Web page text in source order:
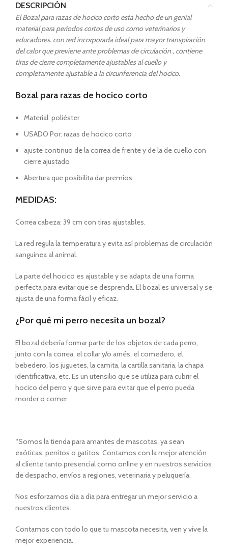
DESCRIPCIÓN
El Bozal para razas de hocico corto esta hecho de un genial
material para periodos cortos de uso como veterinarios y
educadores. con red incorporada ideal para mayor transpiración
del calor que previene ante problemas de circulación , contiene
tiras de cierre completamente ajustables al cuello y
completamente ajustable a la circunferencia del hocico.
Bozal para razas de hocico corto
Material: poliéster
USADO Por: razas de hocico corto
ajuste continuo de la correa de frente y de la de cuello con
cierre ajustado
Abertura que posibilita dar premios
MEDIDAS:
Correa cabeza: 39 cm con tiras ajustables.
La red regula la temperatura y evita así problemas de circulación
sanguínea al animal.
La parte del hocico es ajustable y se adapta de una forma
perfecta para evitar que se desprenda. El bozal es universal y se
ajusta de una forma fácil y eficaz.
¿Por qué mi perro necesita un bozal?
El bozal debería formar parte de los objetos de cada perro,
junto con la correa, el collar y/o arnés, el comedero, el
bebedero, los juguetes, la camita, la cartilla sanitaria, la chapa
identificativa, etc. Es un utensilio que se utiliza para cubrir el
hocico del perro y que sirve para evitar que el perro pueda
morder o comer.
“Somos la tienda para amantes de mascotas, ya sean
exóticas, perritos o gatitos. Contamos con la mejor atención
al cliente tanto presencial como online y en nuestros servicios
de despacho, envíos a regiones, veterinaria y peluquería.
Nos esforzamos día a día para entregar un mejor servicio a
nuestros clientes.
Contamos con todo lo que tu mascota necesita, ven y vive la
mejor experiencia.